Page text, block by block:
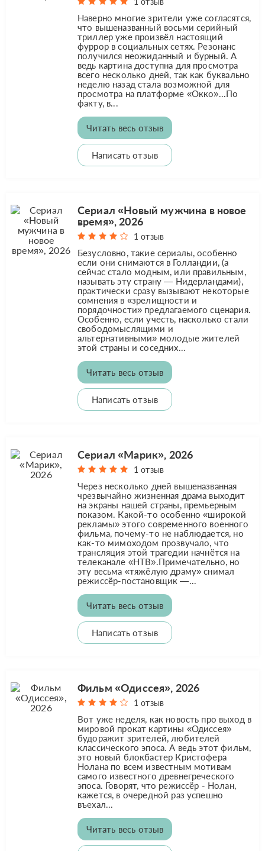
Наверно многие зрители уже согласятся,
что вышеназванный восьми серийный
триллер уже произвёл настоящий
фуррор в социальных сетях. Резонанс
получился неожиданный и бурный. А
ведь картина доступна для просмотра
всего несколько дней, так как буквально
неделю назад стала возможной для
просмотра на платформе «Окко»...По
факту, в...
Читать весь отзыв
Написать отзыв
Сериал «Новый мужчина в новое
время», 2026
1 отзыв
Безусловно, такие сериалы, особенно
если они снимаются в Голландии, (а
сейчас стало модным, или правильным,
называть эту страну — Нидерландами),
практически сразу вызывают некоторые
сомнения в «зрелищности и
порядочности» предлагаемого сценария.
Особенно, если учесть, насколько стали
свободомыслящими и
альтернативными» молодые жителей
этой страны и соседних...
Читать весь отзыв
Написать отзыв
Сериал «Марик», 2026
1 отзыв
Через несколько дней вышеназванная
чрезвычайно жизненная драма выходит
на экраны нашей страны, премьерным
показом. Какой-то особенно «широкой
рекламы» этого современного военного
фильма, почему-то не наблюдается, но
как-то мимоходом прозвучало, что
трансляция этой трагедии начнётся на
телеканале «НТВ».Примечательно, но
эту весьма «тяжёлую драму» снимал
режиссёр-постановщик —...
Читать весь отзыв
Написать отзыв
Фильм «Одиссея», 2026
1 отзыв
Вот уже неделя, как новость про выход в
мировой прокат картины «Одиссея»
будоражит зрителей, любителей
классического эпоса. А ведь этот фильм,
это новый блокбастер Кристофера
Нолана по всем известным мотивам
самого известного древнегреческого
эпоса. Говорят, что режиссёр - Нолан,
кажется, в очередной раз успешно
въехал...
Читать весь отзыв